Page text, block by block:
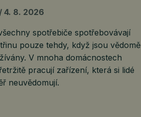
4. 8. 2026
spotřebiče spotřebovávají
pouze tehdy, když jsou vědomě
V mnoha domácnostech
pracují zařízení, která si lidé
neuvědomují.